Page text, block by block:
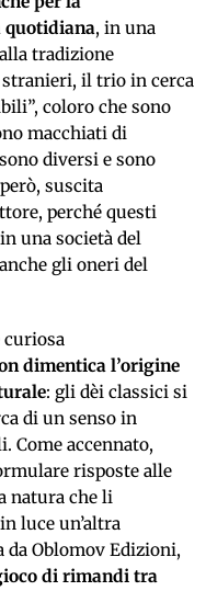
quotidiana, in una
tradizione
il trio in cerca
coloro che sono
macchiati di
diversi e sono
suscita
perché questi
una società del
gli oneri del
dimentica l’origine
: gli dèi classici si
di un senso in
Come accennato,
risposte alle
natura che li
luce un’altra
da Oblomov Edizioni,
di rimandi tra